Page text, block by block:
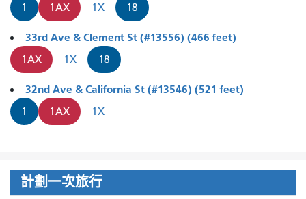
1 1AX 1X 18
33rd Ave & Clement St (#13556) (466 feet)
1AX 1X 18
32nd Ave & California St (#13546) (521 feet)
1 1AX 1X
計劃一次旅行